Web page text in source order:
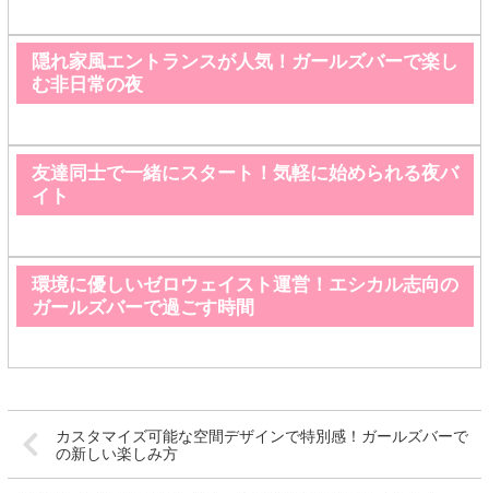
隠れ家風エントランスが人気！ガールズバーで楽し
む非日常の夜
友達同士で一緒にスタート！気軽に始められる夜バ
イト
環境に優しいゼロウェイスト運営！エシカル志向の
ガールズバーで過ごす時間
カスタマイズ可能な空間デザインで特別感！ガールズバーで
の新しい楽しみ方